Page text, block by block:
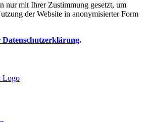
nur mit Ihrer Zustimmung gesetzt, um
der Website in anonymisierter Form
.